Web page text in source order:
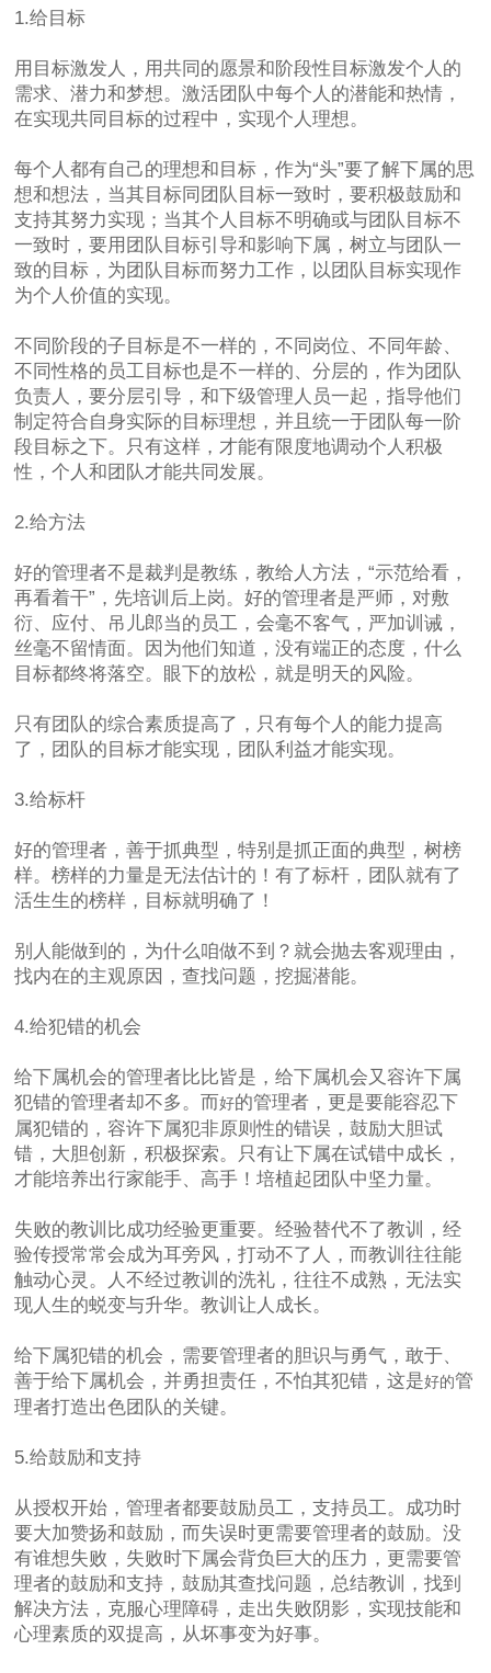
1.给目标
用目标激发人，用共同的愿景和阶段性目标激发个人的
需求、潜力和梦想。激活团队中每个人的潜能和热情，
在实现共同目标的过程中，实现个人理想。
每个人都有自己的理想和目标，作为“头”要了解下属的思
想和想法，当其目标同团队目标一致时，要积极鼓励和
支持其努力实现；当其个人目标不明确或与团队目标不
一致时，要用团队目标引导和影响下属，树立与团队一
致的目标，为团队目标而努力工作，以团队目标实现作
为个人价值的实现。
不同阶段的子目标是不一样的，不同岗位、不同年龄、
不同性格的员工目标也是不一样的、分层的，作为团队
负责人，要分层引导，和下级管理人员一起，指导他们
制定符合自身实际的目标理想，并且统一于团队每一阶
段目标之下。只有这样，才能有限度地调动个人积极
性，个人和团队才能共同发展。
2.给方法
好的管理者不是裁判是教练，教给人方法，“示范给看，
再看着干”，先培训后上岗。好的管理者是严师，对敷
衍、应付、吊儿郎当的员工，会毫不客气，严加训诫，
丝毫不留情面。因为他们知道，没有端正的态度，什么
目标都终将落空。眼下的放松，就是明天的风险。
只有团队的综合素质提高了，只有每个人的能力提高
了，团队的目标才能实现，团队利益才能实现。
3.给标杆
好的管理者，善于抓典型，特别是抓正面的典型，树榜
样。榜样的力量是无法估计的！有了标杆，团队就有了
活生生的榜样，目标就明确了！
别人能做到的，为什么咱做不到？就会抛去客观理由，
找内在的主观原因，查找问题，挖掘潜能。
4.给犯错的机会
给下属机会的管理者比比皆是，给下属机会又容许下属
犯错的管理者却不多。而好的管理者，更是要能容忍下
属犯错的，容许下属犯非原则性的错误，鼓励大胆试
错，大胆创新，积极探索。只有让下属在试错中成长，
才能培养出行家能手、高手！培植起团队中坚力量。
失败的教训比成功经验更重要。经验替代不了教训，经
验传授常常会成为耳旁风，打动不了人，而教训往往能
触动心灵。人不经过教训的洗礼，往往不成熟，无法实
现人生的蜕变与升华。教训让人成长。
给下属犯错的机会，需要管理者的胆识与勇气，敢于、
善于给下属机会，并勇担责任，不怕其犯错，这是好的管
理者打造出色团队的关键。
5.给鼓励和支持
从授权开始，管理者都要鼓励员工，支持员工。成功时
要大加赞扬和鼓励，而失误时更需要管理者的鼓励。没
有谁想失败，失败时下属会背负巨大的压力，更需要管
理者的鼓励和支持，鼓励其查找问题，总结教训，找到
解决方法，克服心理障碍，走出失败阴影，实现技能和
心理素质的双提高，从坏事变为好事。